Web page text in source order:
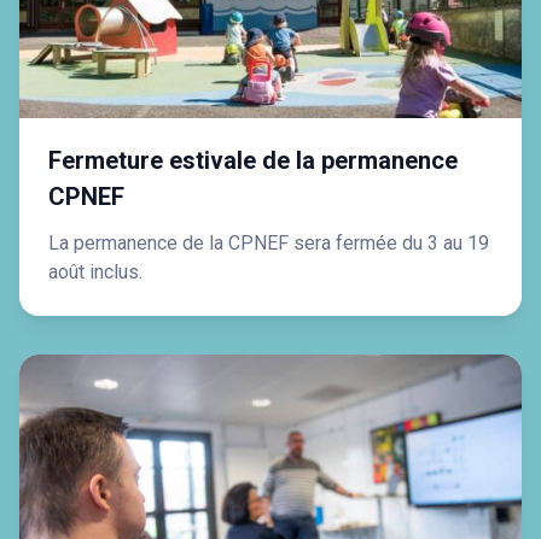
Fermeture estivale de la permanence
CPNEF
La permanence de la CPNEF sera fermée du 3 au 19
août inclus.